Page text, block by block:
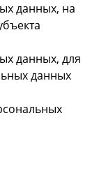
данных, на
данных, для
данных